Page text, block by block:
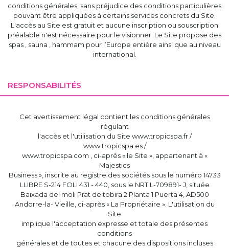
conditions générales, sans préjudice des conditions particulières
pouvant être appliquées à certains services concrets du Site.
L'accès au Site est gratuit et aucune inscription ou souscription
préalable n'est nécessaire pour le visionner. Le Site propose des
spas , sauna , hammam pour l’Europe entière ainsi que au niveau
international.
RESPONSABILITÉS
Cet avertissement légal contient les conditions générales
régulant
l'accès et l'utilisation du Site www.tropicspa.fr /
www.tropicspa.es /
www.tropicspa.com , ci-après « le Site », appartenant à «
Majestics
Business », inscrite au registre des sociétés sous le numéro 14733
LLIBRE S-214 FOLI 431 - 440, sous le NRT L-709891- J, située
Baixada del moli Prat de tobira 2 Planta 1 Puerta 4, AD500
Andorre-la- Vieille, ci-après « La Propriétaire ». L'utilisation du
Site
implique l'acceptation expresse et totale des présentes
conditions
générales et de toutes et chacune des dispositions incluses